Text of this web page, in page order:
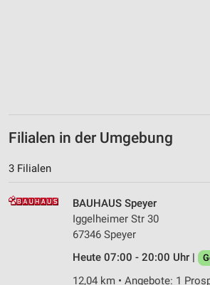
Filialen in der Umgebung
3 Filialen
BAUHAUS Speyer
Iggelheimer Str 30
67346 Speyer
Heute 07:00 - 20:00 Uhr |
12,04 km • Angebote: 1
Analyse von Zielgruppen durch
Kombinationen von Daten aus
Entwicklung und Verbesserung der